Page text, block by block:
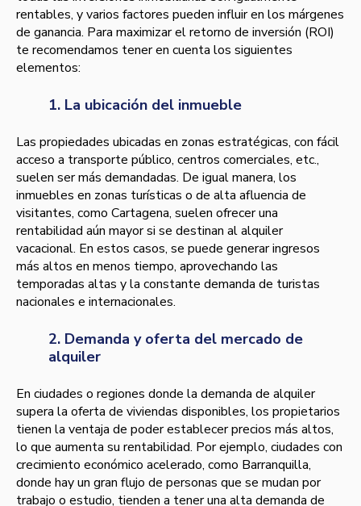
rentables, y varios factores pueden influir en los márgenes
de ganancia. Para maximizar el retorno de inversión (ROI)
te recomendamos tener en cuenta los siguientes
elementos:
1. La ubicación del inmueble
Las propiedades ubicadas en zonas estratégicas, con fácil
acceso a transporte público, centros comerciales, etc.,
suelen ser más demandadas. De igual manera, los
inmuebles en zonas turísticas o de alta afluencia de
visitantes, como Cartagena, suelen ofrecer una
rentabilidad aún mayor si se destinan al alquiler
vacacional. En estos casos, se puede generar ingresos
más altos en menos tiempo, aprovechando las
temporadas altas y la constante demanda de turistas
nacionales e internacionales.
2. Demanda y oferta del mercado de
alquiler
En ciudades o regiones donde la demanda de alquiler
supera la oferta de viviendas disponibles, los propietarios
tienen la ventaja de poder establecer precios más altos,
lo que aumenta su rentabilidad. Por ejemplo, ciudades con
crecimiento económico acelerado, como Barranquilla,
donde hay un gran flujo de personas que se mudan por
trabajo o estudio, tienden a tener una alta demanda de